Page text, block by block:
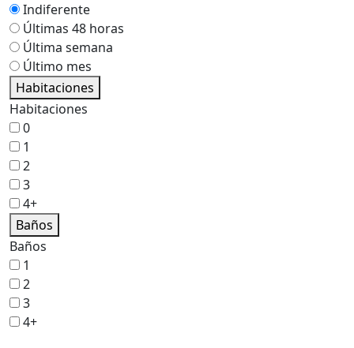
Indiferente
Últimas 48 horas
Última semana
Último mes
Habitaciones
Habitaciones
0
1
2
3
4+
Baños
Baños
1
2
3
4+